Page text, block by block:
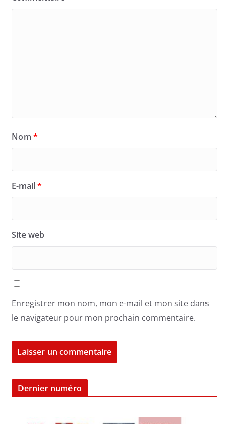
Nom *
E-mail*
Site web
Enregistrer mon nom, mon e-mail et mon site dans
le navigateur pour mon prochain commentaire.
Dernier numéro